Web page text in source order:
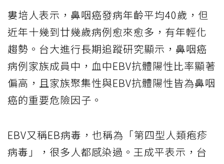
婁培人表示，鼻咽癌發病年齡平均40歲，但
近年十幾到廿幾歲病例愈來愈多，有年輕化
趨勢。台大進行長期追蹤研究顯示，鼻咽癌
病例家族成員中，血中EBV抗體陽性比率顯著
偏高，且家族聚集性與EBV抗體陽性皆為鼻咽
癌的重要危險因子。
EBV又稱EB病毒，也稱為「第四型人類疱疹
病毒」，很多人都感染過。王成平表示，台